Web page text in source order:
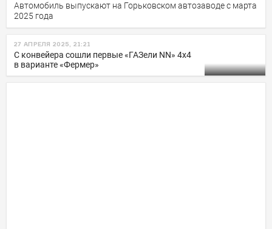
Автомобиль выпускают на Горьковском автозаводе с марта
2025 года
27 АПРЕЛЯ 2025, 21:21
С конвейера сошли первые «ГАЗели NN» 4х4
в варианте «Фермер»